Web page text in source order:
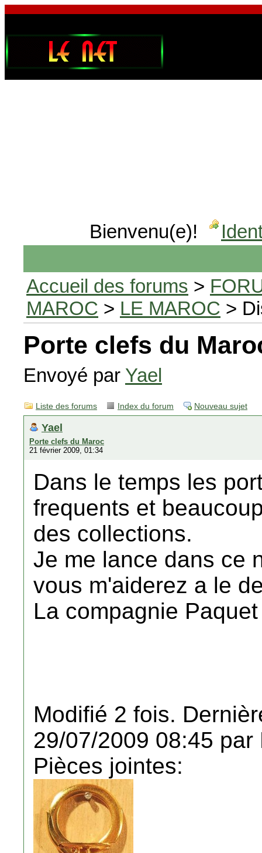
Bienvenu(e)!
Accueil des forums >
MAROC > LE MAROC >
Porte clefs du
Envoyé par Yael
Liste des forums Index du forum Nouveau sujet
Yael
Porte clefs du Maroc
21 février 2009, 01:34
Dans le temps les
frequents et
des collections.
Je me lance dans ce
vous m'aiderez a le
La compagnie Paquet
Modifié 2 fois.
29/07/2009 08:45 par
Pièces jointes: